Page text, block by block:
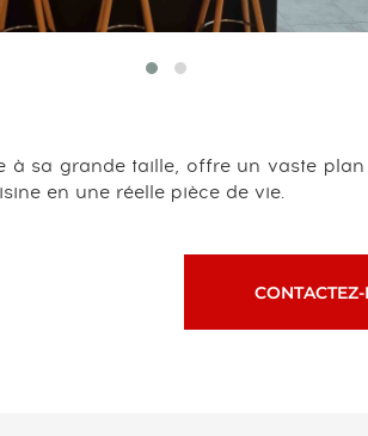
à sa grande taille, offre un vaste
en une réelle pièce de vie.